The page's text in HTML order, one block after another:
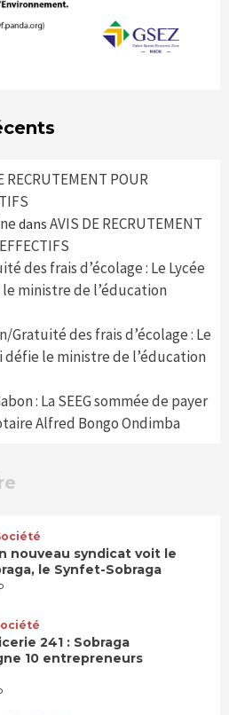
RECRUTEMENT POUR
dans AVIS DE RECRUTEMENT
des frais d’écolage : Le Lycée
ministre de l’éducation
Gratuité des frais d’écolage : Le
défie le ministre de l’éducation
: La SEEG sommée de payer
Alfred Bongo Ondimba
nouveau syndicat voit le
le Synfet-Sobraga
241 : Sobraga
10 entrepreneurs